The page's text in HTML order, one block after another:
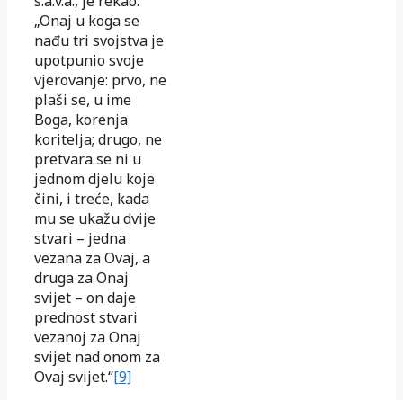
„Onaj u koga se
nađu tri svojstva je
upotpunio svoje
vjerovanje: prvo, ne
plaši se, u ime
Boga, korenja
koritelja; drugo, ne
pretvara se ni u
jednom djelu koje
čini, i treće, kada
mu se ukažu dvije
stvari – jedna
vezana za Ovaj, a
druga za Onaj
svijet – on daje
prednost stvari
vezanoj za Onaj
svijet nad onom za
Ovaj svijet.“[9]